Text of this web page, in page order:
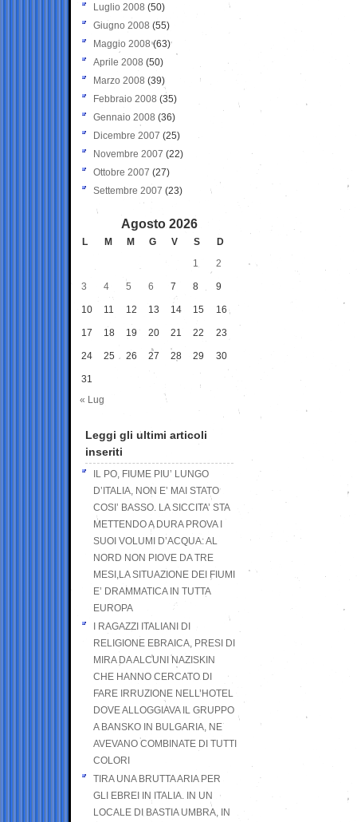
Luglio 2008 (50)
Giugno 2008 (55)
Maggio 2008(63)
Aprile 2008 (50)
Marzo 2008 (39)
Febbraio 2008 (35)
Gennaio 2008 (36)
Dicembre 2007 (25)
Novembre 2007 (22)
Ottobre 2007 (27)
Settembre 2007 (23)
Agosto 2026
L M M G V S
D
1
2
3 4 5 6 7 8 9
10 11 12 13 14 15 16
17 18 19 20 21 22 23
24 25 26 27 28 29 30
31
« Lug
Leggi gli ultimi articoli
inseriti
IL PO, FIUME PIU’ LUNGO
D’ITALIA, NON E’ MAI STATO
COSI’ BASSO. LA SICCITA’ STA
METTENDO A DURA PROVA I
SUOI VOLUMI D’ACQUA: AL
NORD NON PIOVE DA TRE
MESI,LA SITUAZIONE DEI FIUMI
E’ DRAMMATICA IN TUTTA
EUROPA
I RAGAZZI ITALIANI DI
RELIGIONE EBRAICA, PRESI DI
MIRA DA ALCUNI NAZISKIN
CHE HANNO CERCATO DI
FARE IRRUZIONE NELL’HOTEL
DOVE ALLOGGIAVA IL GRUPPO
A BANSKO IN BULGARIA, NE
AVEVANO COMBINATE DI TUTTI
COLORI
TIRA UNA BRUTTA ARIA PER
GLI EBREI IN ITALIA. IN UN
LOCALE DI BASTIA UMBRA, IN